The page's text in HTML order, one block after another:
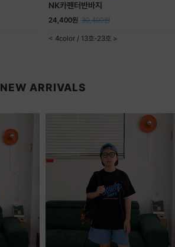
NK카펜터반바지
24,400원 30,400원
< 4color / 13호-23호 >
NEW ARRIVALS